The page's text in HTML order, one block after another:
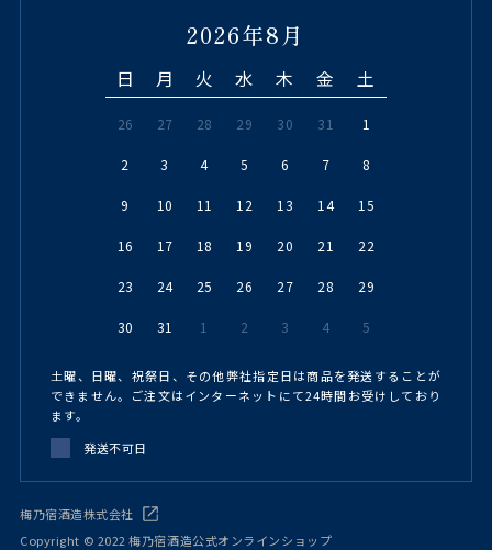
2026年8月
日 月 火 水 木 金 土
26 27 28 29 30 31 1
2 3 4 5 6 7 8
9 10 11 12 13 14 15
16 17 18 19 20 21 22
23 24 25 26 27 28 29
30 31 1 2 3 4 5
土曜、日曜、祝祭日、その他弊社指定日は商品を発送することが
できません。ご注文はインターネットにて24時間お受けしており
ます。
発送不可日
梅乃宿酒造株式会社
Copyright © 2022 梅乃宿酒造公式オンラインショップ